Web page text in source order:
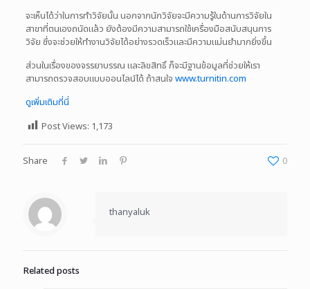
จะเห็นได้ว่าในการทำวิจัยนั้น นอกจากนักวิจัยจะมีความรู้ในด้านการวิจัยใน
สาขาที่ตนเองถนัดแล้ว ยังต้องมีความสามารถใช้เครื่องมือสนับสนุนการ
วิจัย ซึ่งจะช่วยให้ทำงานวิจัยได้อย่างรวดเร็วและมีความแม่นยำมากยิ่งขึ้น
ส่วนในเรื่องของจรรยาบรรณ และลิขสิทธิ์ ก็จะมีฐานข้อมูลที่ช่วยให้เรา
สามารถตรวจสอบแบบออนไลน์ได้ ถ้าสนใจ www.turnitin.com
ดูเพิ่มเติมที่นี่
Post Views: 1,173
Share 0
thanyaluk
Related posts